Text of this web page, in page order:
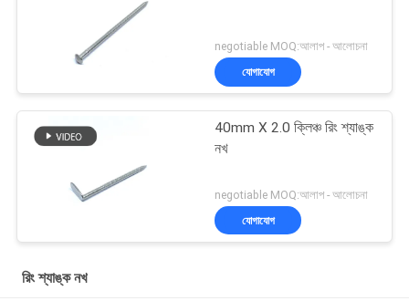
negotiable MOQ:আলাপ - আলোচনা
যোগাযোগ
40mm X 2.0 ক্লিঞ্চ রিং শ্যাঙ্ক
নখ
negotiable MOQ:আলাপ - আলোচনা
যোগাযোগ
রিং শ্যাঙ্ক নখ